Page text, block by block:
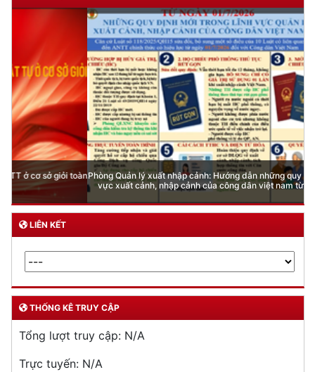
Phòng Quản lý xuất nhập cảnh: Hướng dẫn những quy định mới trong lĩnh
vực xuất cảnh, nhập cảnh của công dân việt nam từ ngày 01/7/2026
LIÊN KẾT
THỐNG KÊ TRUY CẬP
Tổng lượt truy cập: N/A
Trực tuyến: N/A